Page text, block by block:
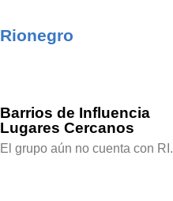
Rionegro
Barrios de Influencia
Lugares Cercanos
El grupo aún no cuenta con RI.